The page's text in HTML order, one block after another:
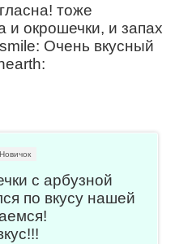
тоже
и окрошечки, и запах
Очень вкусный
Новичок
с арбузной
по вкусу нашей